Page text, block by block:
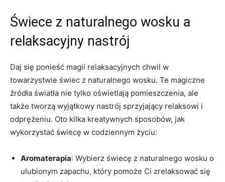
Świece z⁣ naturalnego wosku a
relaksacyjny ⁣nastrój
Daj się​ ponieść magii relaksacyjnych ⁤chwil w
towarzystwie‍ świec z naturalnego‍ wosku. Te magiczne
źródła światła ⁢nie tylko oświetlają ‌pomieszczenia, ale
także tworzą wyjątkowy nastrój ⁣sprzyjający ⁢relaksowi i
odprężeniu. Oto kilka kreatywnych sposobów, jak
wykorzystać świecę w⁢ codziennym życiu:
Aromaterapia: Wybierz świecę ‌z naturalnego wosku o
ulubionym zapachu, który pomoże Ci zrelaksować‌ się